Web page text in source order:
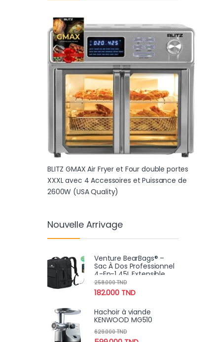
BLITZ GMAX Air Fryer et Four double portes
XXXL avec 4 Accessoires et Puissance de
2600W (USA Quality)
Nouvelle Arrivage
Venture BearBags® –
Sac À Dos Professionnel
4-En-1 45L Extensible
Étanche Avec
Chargement USB
182.000 TND
258.000TND
Hachoir à viande
KENWOOD MG510
629.000TND